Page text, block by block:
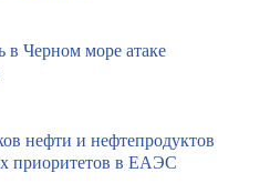
в Черном море атаке
нефти и нефтепродуктов
приоритетов в ЕАЭС